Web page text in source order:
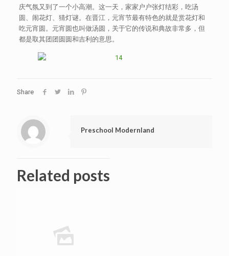
庆气氛又到了一个小高潮。这一天，家家户户张灯结彩，吃汤
圆、闹花灯、猜灯谜。在晋江，元宵节最有特色的就是赏花灯和
吃元宵圆。元宵圆也叫做汤圆，关于它的传说和典故非常多，但
都是取其团团圆圆和吉利的意思。
Share
Preschool Modernland
Related posts